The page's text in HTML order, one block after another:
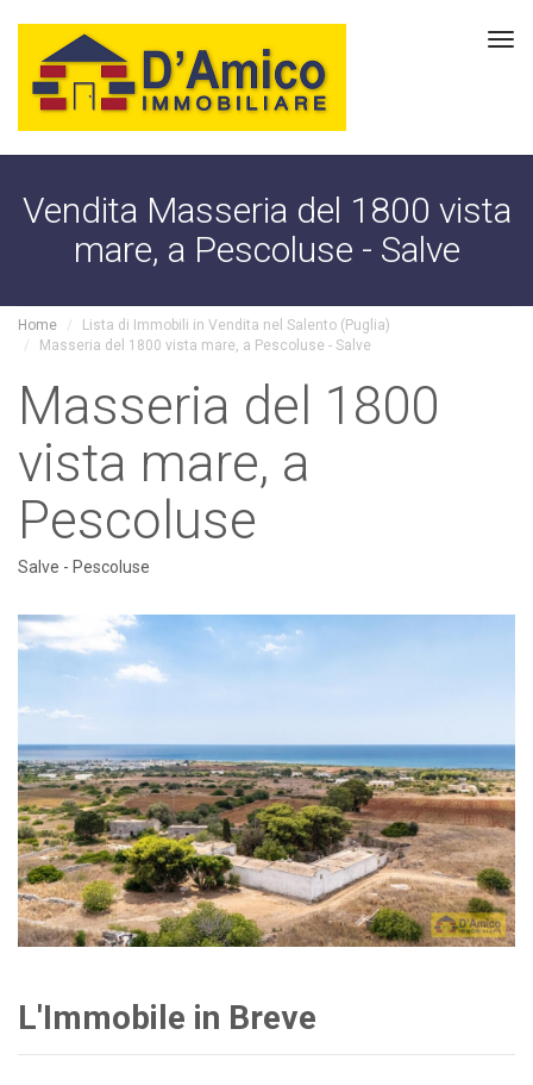
Vendita Masseria del 1800 vista
mare, a Pescoluse - Salve
Home
Lista di Immobili in Vendita nel Salento (Puglia)
Masseria del 1800 vista mare, a Pescoluse - Salve
Masseria del 1800
vista mare, a
Pescoluse
Salve - Pescoluse
L'Immobile in Breve